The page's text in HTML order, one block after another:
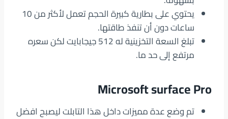
يحتوي على بطارية كبيرة الحجم تعمل لأكثر من 10
ساعات دون أن تنفذ طاقتها.
تبلغ السعة التخزينية له 512 جيجابايت لكن سعره
مرتفع إلى حد ما.
Microsoft surface Pro
تم وضع عدة مميزات داخل هذا التابلت ليصبح افضل